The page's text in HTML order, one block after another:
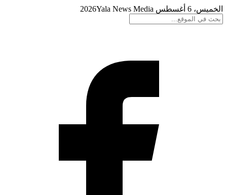
الخميس، 6 أغسطس 2026 Yala News Media